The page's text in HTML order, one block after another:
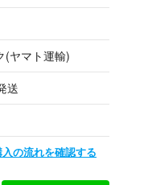
(ヤマト運輸)
送
の流れを確認する